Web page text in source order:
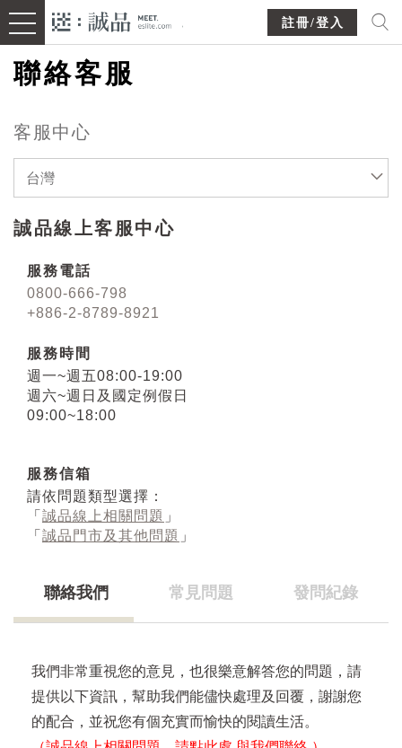
註冊/登入
聯絡客服
客服中心
台灣
誠品線上客服中心
服務電話
0800-666-798
+886-2-8789-8921
服務時間
週一~週五08:00-19:00
週六~週日及國定例假日
09:00~18:00
服務信箱
請依問題類型選擇：
「 誠品線上相關問題 」
「 誠品門市及其他問題 」
聯絡我們 常見問題 發問紀錄
我們非常重視您的意見，也很樂意解答您的問題，請
提供以下資訊，幫助我們能儘快處理及回覆，謝謝您
的配合，並祝您有個充實而愉快的閱讀生活。